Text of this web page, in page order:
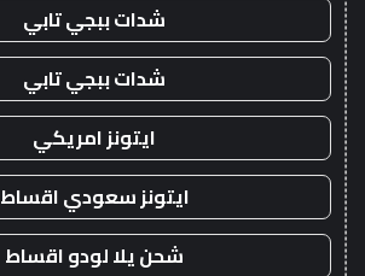
شدات ببجي تابي
شدات ببجي تابي
ايتونز امريكي
ايتونز سعودي اقساط
شحن يلا لودو اقساط